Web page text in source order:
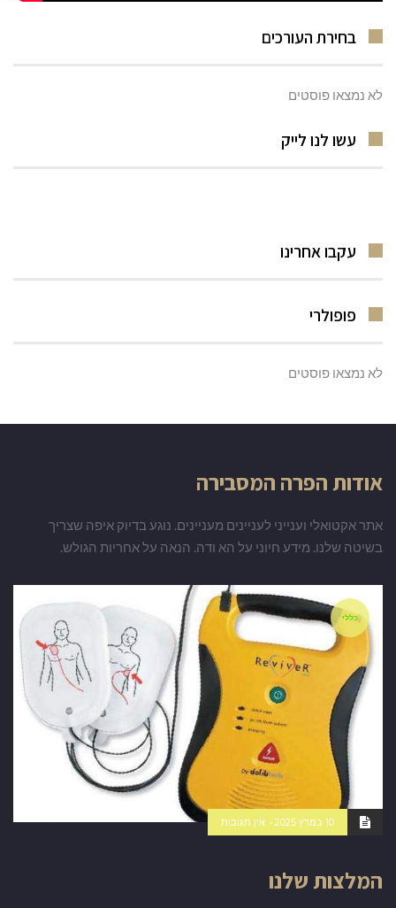
בחירת העורכים
לא נמצאו פוסטים
עשו לנו לייק
עקבו אחרינו
פופולרי
לא נמצאו פוסטים
אודות הפרה המסבירה
אתר אקטואלי וענייני לעניינים מעניינים. נוגע בדיוק איפה שצריך
בשיטה שלנו. מידע חיוני על הא ודה. הנאה על אחריות הגולש.
כללי
10 במרץ 2025 אין תגובות
המלצות שלנו